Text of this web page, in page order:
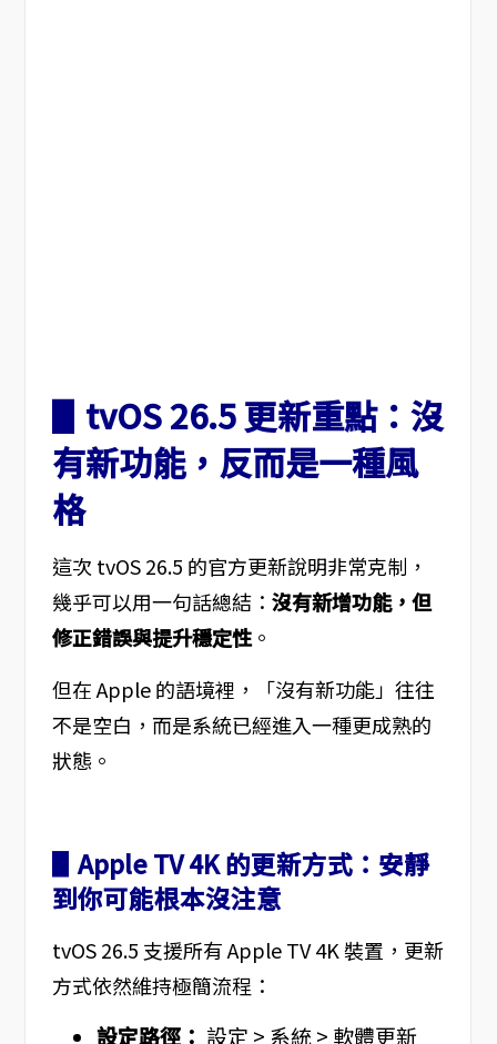
▋tvOS 26.5 更新重點：沒
有新功能，反而是一種風
格
這次 tvOS 26.5 的官方更新說明非常克制，
幾乎可以用一句話總結： 沒有新增功能，但
修正錯誤與提升穩定性。
但在 Apple 的語境裡，「沒有新功能」往往
不是空白，而是系統已經進入一種更成熟的
狀態。
▋Apple TV 4K 的更新方式：安靜
到你可能根本沒注意
tvOS 26.5 支援所有 Apple TV 4K 裝置，更新
方式依然維持極簡流程：
設定路徑： 設定 > 系統 > 軟體更新